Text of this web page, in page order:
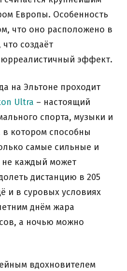
Европы. Особенность
что оно расположено в
создаёт
эффект.
на Эльтоне проходит
Ultra – настоящий
спорта, музыки и
в котором способны
самые сильные и
каждый может
дистанцию в 205
и в суровых условиях
днём жара
а ночью можно
вдохновителем